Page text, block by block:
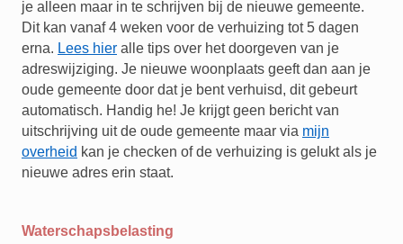
je alleen maar in te schrijven bij de nieuwe gemeente.
Dit kan vanaf 4 weken voor de verhuizing tot 5 dagen
erna. Lees hier alle tips over het doorgeven van je
adreswijziging. Je nieuwe woonplaats geeft dan aan je
oude gemeente door dat je bent verhuisd, dit gebeurt
automatisch. Handig he! Je krijgt geen bericht van
uitschrijving uit de oude gemeente maar via mijn
overheid kan je checken of de verhuizing is gelukt als je
nieuwe adres erin staat.
Waterschapsbelasting